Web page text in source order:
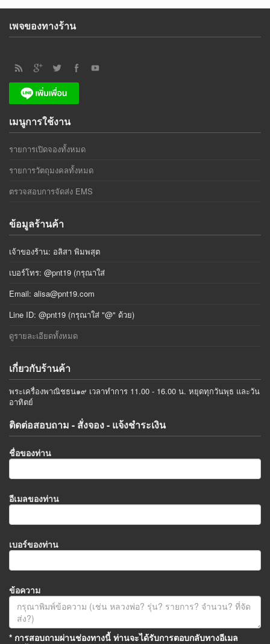
เพจของทางร้าน
เมนูการใช้งาน
รายการเปิดจองทั้งหมด
รายการวัตถุมงคลทั้งหมด
ตรวจสอบการจัดส่ง EMS
ข้อมูลร้านค้า
เจ้าของร้าน: อลิสา พิมพสุต
เบอร์โทร: @pnt19 (กรุณาใส่
Email: alisa@pnt19.com
Line ID: @pnt19 (กรุณาใส่ "@" ด้วย)
ดูรายละเอียดทั้งหมด
เกี่ยวกับร้านค้า
พระเครื่องพาณิชธน๑๙ เวลาทำการ 11.00 - 16.00 น. หยุดทุกวันพุธ และวัน
อาทิตย์
ติดต่อสอบถาม - สั่งจอง - แจ้งชำระเงิน
ชื่อของท่าน
อีเมลของท่าน
เบอร์ของท่าน
ข้อความ
* การสอบถามผ่านช่องทางนี้ ท่านจะได้รับการตอบกลับทางอีเมล